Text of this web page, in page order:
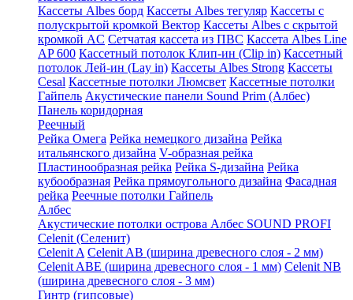
Кассеты Albes борд Кассеты Albes тегуляр Кассеты с
полускрытой кромкой Вектор Кассеты Albes с скрытой
кромкой AC Сетчатая кассета из ПВС Кассета Albes Line
AP 600 Кассетный потолок Клип-ин (Clip in) Кассетный
потолок Лей-ин (Lay in) Кассеты Albes Strong Кассеты
Cesal Кассетные потолки Люмсвет Кассетные потолки
Гайпель Акустические панели Sound Prim (Албес)
Панель коридорная
Реечный
Рейка Омега Рейка немецкого дизайна Рейка
итальянского дизайна V-образная рейка
Пластинообразная рейка Рейка S-дизайна Рейка
кубообразная Рейка прямоугольного дизайна Фасадная
рейка Реечные потолки Гайпель
Албес
Акустические потолки острова Албес SOUND PROFI
Celenit (Селенит)
Celenit A Celenit AB (ширина древесного слоя - 2 мм)
Celenit ABE (ширина древесного слоя - 1 мм) Celenit NB
(ширина древесного слоя - 3 мм)
Гинтр (гипсовые)